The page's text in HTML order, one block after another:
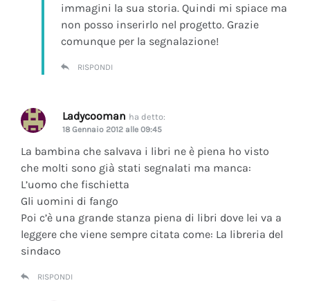
immagini la sua storia. Quindi mi spiace ma
non posso inserirlo nel progetto. Grazie
comunque per la segnalazione!
RISPONDI
Ladycooman ha detto:
18 Gennaio 2012 alle 09:45
La bambina che salvava i libri ne è piena ho visto
che molti sono già stati segnalati ma manca:
L’uomo che fischietta
Gli uomini di fango
Poi c’è una grande stanza piena di libri dove lei va a
leggere che viene sempre citata come: La libreria del
sindaco
RISPONDI